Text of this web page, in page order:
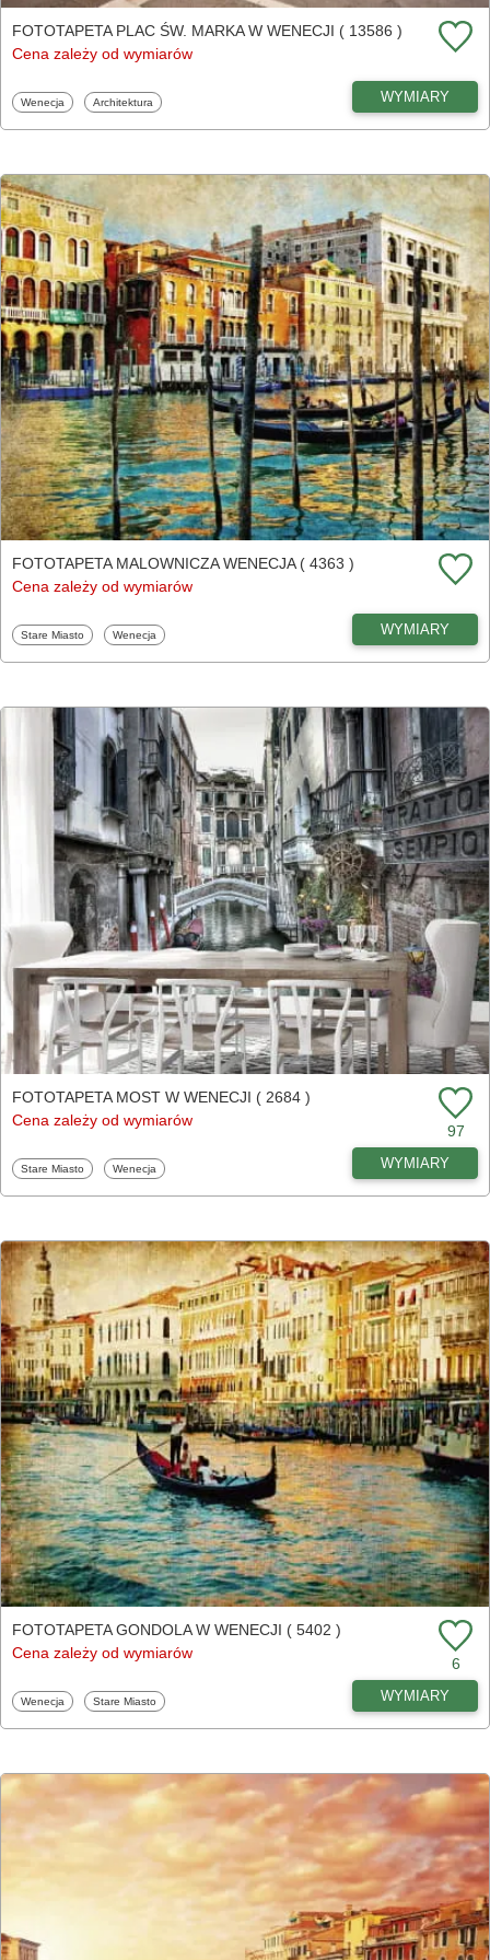
FOTOTAPETA PLAC ŚW. MARKA W WENECJI ( 13586 )
Cena zależy od wymiarów
Fototapety
Wenecja Fototapety
Architektura WYMIARY
FOTOTAPETA MALOWNICZA WENECJA ( 4363 )
Cena zależy od wymiarów
Fototapety
Stare Miasto Fototapety
Wenecja WYMIARY
FOTOTAPETA MOST W WENECJI ( 2684 )
Cena zależy od wymiarów
97
Fototapety
Stare Miasto Fototapety
Wenecja WYMIARY
FOTOTAPETA GONDOLA W WENECJI ( 5402 )
Cena zależy od wymiarów
6
Fototapety
Wenecja Fototapety
Stare Miasto WYMIARY